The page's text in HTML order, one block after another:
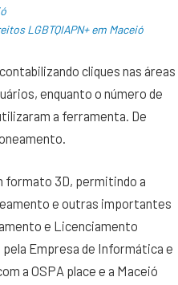
LGBTQIAPN+ em Maceió
cliques nas áreas
enquanto o número de
a ferramenta. De
formato 3D, permitindo a
e outras importantes
e Licenciamento
Empresa de Informática e
a OSPA place e a Maceió